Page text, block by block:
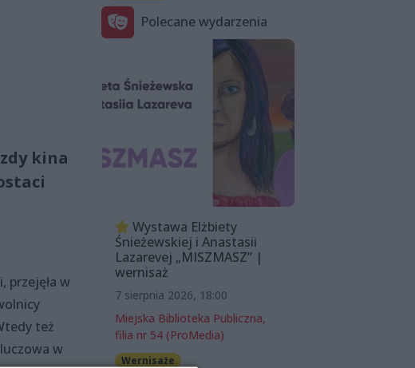
kina
przejęła w
też
w
Polecane wydarzenia
Wystawa Elżbiety
Śnieżewskiej i Anastasii
Lazarevej „MISZMASZ” |
wernisaż
7 sierpnia 2026, 18:00
Miejska Biblioteka Publiczna,
filia nr 54 (ProMedia)
Wernisaże